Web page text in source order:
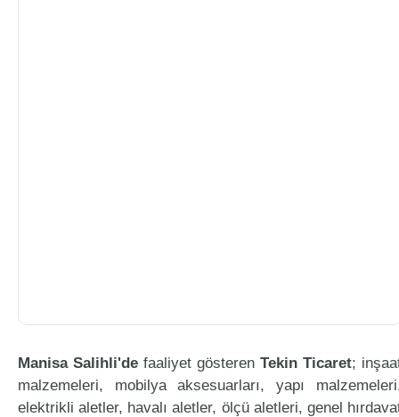
Manisa Salihli'de faaliyet gösteren Tekin Ticaret;
malzemeleri, mobilya aksesuarları, yapı
elektrikli aletler, havalı aletler, ölçü aletleri, genel